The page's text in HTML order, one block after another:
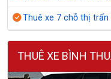
Thuê xe 7 chỗ thị trấn
THUÊ XE BÌNH